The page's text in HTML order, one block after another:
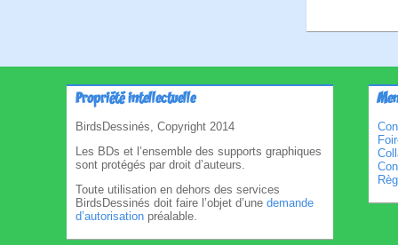
Propriété intellectuelle
BirdsDessinés, Copyright 2014
Les BDs et l’ensemble des supports graphiques
sont protégés par droit d’auteurs.
Toute utilisation en dehors des services
BirdsDessinés doit faire l’objet d’une demande
d’autorisation préalable.